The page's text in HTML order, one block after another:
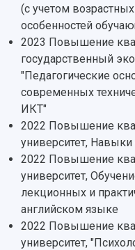
Аграрный
Архив
Фирменный стиль
Устойчивое
Кампус
3D-тур по
Музеи
Учебный
Центр истории
Ботанический сад
Умный дом
Международный
Библиотека
Видеолекции
Противодействие
Научно-
Конкурсы научных
Областной
Отчеты о научно-
деятельности
Журналы
Научные
Патенты
Публикации и
Отчеты о
(с учетом
особенностей
2023 Повышение
государственный
"Педагогические
современных
ИКТ"
2022 Повышение
университет,
2022 Повышение
университет,
лекционных и
английском языке
2022 Повышение
университет,